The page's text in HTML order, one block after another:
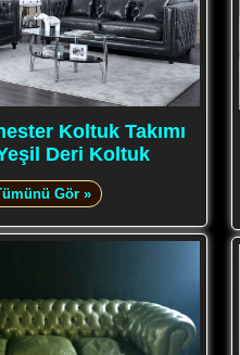
Koltuk Takımı
Deri Koltuk
Gör »